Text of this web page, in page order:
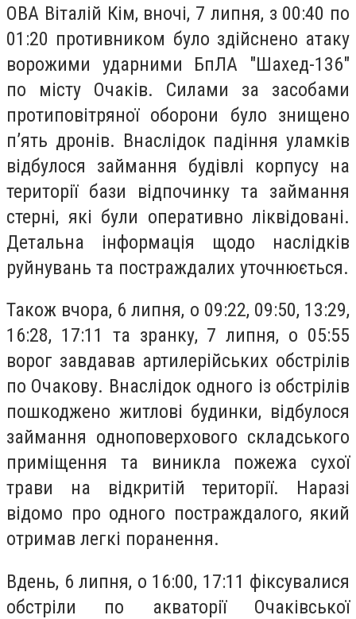
ОВА Віталій Кім, вночі, 7 липня, з 00:40 по
01:20 противником було здійснено атаку
ворожими ударними БпЛА "Шахед-136"
по місту Очаків. Силами за засобами
протиповітряної оборони було знищено
п’ять дронів. Внаслідок падіння уламків
відбулося займання будівлі корпусу на
території бази відпочинку та займання
стерні, які були оперативно ліквідовані.
Детальна інформація щодо наслідків
руйнувань та постраждалих уточнюється.
Також вчора, 6 липня, о 09:22, 09:50, 13:29,
16:28, 17:11 та зранку, 7 липня, о 05:55
ворог завдавав артилерійських обстрілів
по Очакову. Внаслідок одного із обстрілів
пошкоджено житлові будинки, відбулося
займання одноповерхового складського
приміщення та виникла пожежа сухої
трави на відкритій території. Наразі
відомо про одного постраждалого, який
отримав легкі поранення.
Вдень, 6 липня, о 16:00, 17:11 фіксувалися
обстріли по акваторії Очаківської